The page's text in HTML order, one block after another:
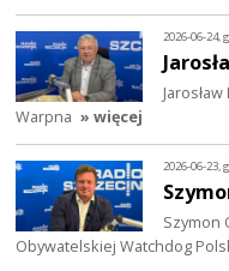
2026-06-24,
Warpna » więcej
2026-06-23,
Szymon
Obywatelskiej Watchdog